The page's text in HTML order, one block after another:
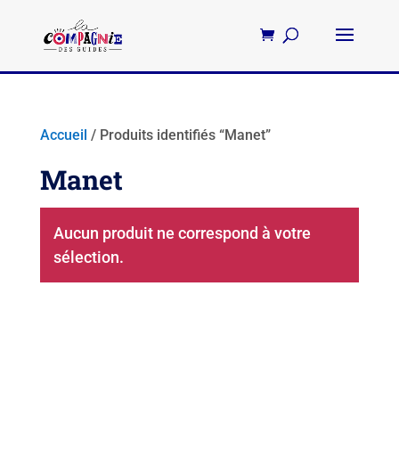
Accueil / Produits identifiés “Manet”
Manet
Aucun produit ne correspond à votre
sélection.